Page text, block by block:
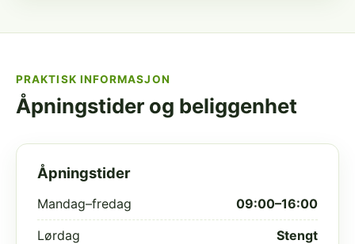
PRAKTISK INFORMASJON
Åpningstider og beliggenhet
Åpningstider
Mandag–fredag 09:00–16:00
Lørdag Stengt